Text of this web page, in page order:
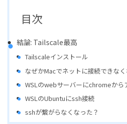
目次
結論: Tailscale最高
Tailscaleインストール
なぜかMacでネットに接続できなく
WSLのwebサーバーにchromeから
WSLのUbuntuにssh接続
sshが繋がらなくなった？